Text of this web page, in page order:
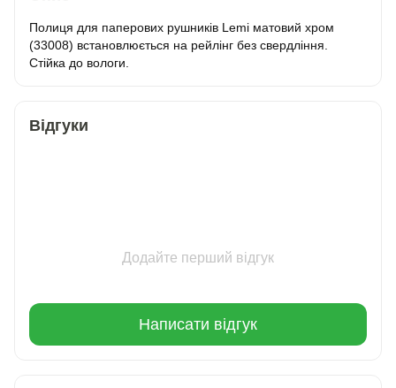
Полиця для паперових рушників Lemi матовий хром
(33008) встановлюється на рейлінг без свердління.
Стійка до вологи.
Відгуки
Додайте перший відгук
Написати відгук